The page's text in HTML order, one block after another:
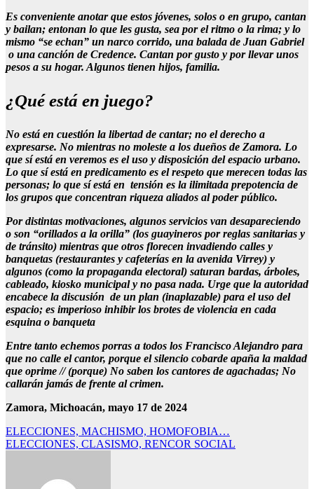
Es conveniente anotar que estos jóvenes, solos o en grupo, cantan
y bailan; entonan lo que les gusta, sea por el ritmo o la rima; y lo
mismo “se echan” un narco corrido, una balada de Juan Gabriel
o una canción de Credence. Cantan por gusto y por llevar unos
pesos a su hogar. Algunos tienen hijos, familia.
¿Qué está en juego?
No está en cuestión la libertad de cantar; no el derecho a
expresarse. No mientras no moleste a los dueños de Zamora. Lo
que sí está en veremos es el uso y disposición del espacio urbano.
Lo que sí está en predicamento es el respeto que merecen todas las
personas; lo que sí está en tensión es la ilimitada prepotencia de
los grupos que concentran riqueza aliados al poder público.
Por distintas motivaciones, algunos servicios van desapareciendo
o son “orillados a la orilla” (los guayineros por reglas sanitarias y
de tránsito) mientras que otros florecen invadiendo calles y
banquetas (restaurantes y cafeterías en la avenida Virrey) y
algunos (como la propaganda electoral) saturan bardas, árboles,
cableado, kiosko municipal y no pasa nada. Urge que la autoridad
encabece la discusión de un plan (inaplazable) para el uso del
espacio; es imperioso inhibir los brotes de violencia en cada
esquina o banqueta
Entre tanto echemos porras a todos los Francisco Alejandro para
que no calle el cantor, porque el silencio cobarde apaña la maldad
que oprime // (porque) No saben los cantores de agachadas; No
callarán jamás de frente al crimen.
Zamora, Michoacán, mayo 17 de 2024
Navegación
de
ELECCIONES, MACHISMO, HOMOFOBIA…
ELECCIONES, CLASISMO, RENCOR SOCIAL